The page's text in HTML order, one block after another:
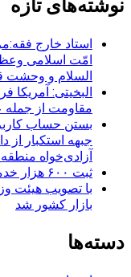
نوشته‌های تازه
استاد خارج
امّت اسلامی
السلام و
البخیتی:
مقاومت از
بستن حساب
جبهه استکبار
آزادی‌خواه
ثبت ۶۰۰ هزار خدمت سلامت به زائران اربعین
با تصویب هیئت
بازار کشور شد
دسته‌ها